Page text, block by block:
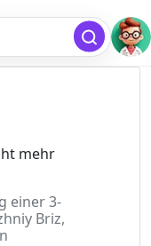
mehr
einer 3-
Briz,